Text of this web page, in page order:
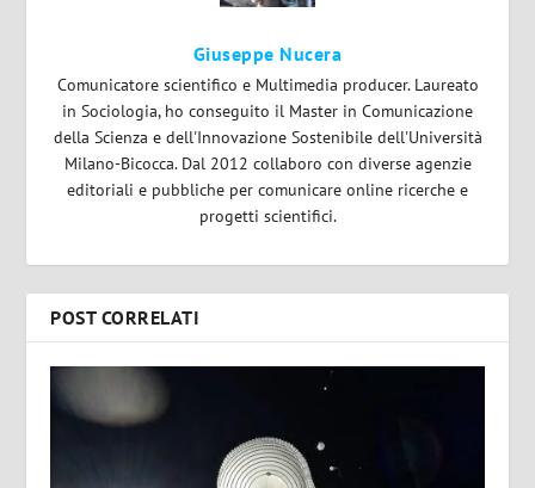
Giuseppe Nucera
Comunicatore scientifico e Multimedia producer. Laureato
in Sociologia, ho conseguito il Master in Comunicazione
della Scienza e dell'Innovazione Sostenibile dell'Università
Milano-Bicocca. Dal 2012 collaboro con diverse agenzie
editoriali e pubbliche per comunicare online ricerche e
progetti scientifici.
POST CORRELATI